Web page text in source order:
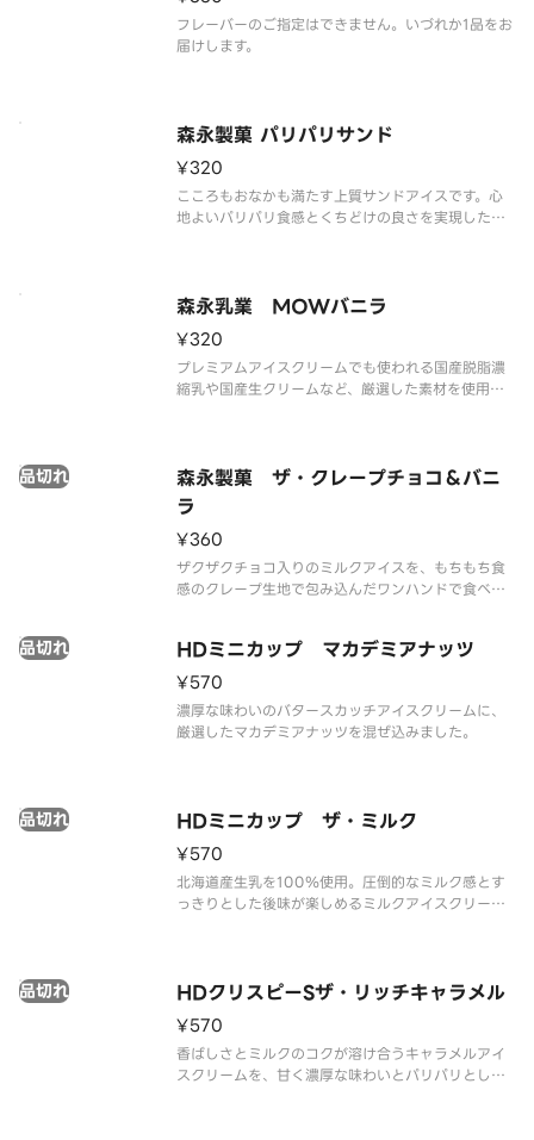
フレーバーのご指定はできません。いづれか1品をお
届けします。
森永製菓 パリパリサンド
¥320
こころもおなかも満たす上質サンドアイスです。心
地よいパリパリ食感とくちどけの良さを実現したパ
森永乳業 MOWバニラ
¥320
プレミアムアイスクリームでも使われる国産脱脂濃
縮乳や国産生クリームなど、厳選した素材を使用し
森永製菓 ザ・クレープチョコ＆バニ
ラ
品切れ
¥360
ザクザクチョコ入りのミルクアイスを、もちもち食
感のクレープ生地で包み込んだワンハンドで食べれ
HDミニカップ マカデミアナッツ
品切れ
¥570
濃厚な味わいのバタースカッチアイスクリームに、
厳選したマカデミアナッツを混ぜ込みました。
HDミニカップ ザ・ミルク
品切れ
¥570
北海道産生乳を100％使用。圧倒的なミルク感とす
っきりとした後味が楽しめるミルクアイスクリーム
HDクリスピーSザ・リッチキャラメル
品切れ
¥570
香ばしさとミルクのコクが溶け合うキャラメルアイ
スクリームを、甘く濃厚な味わいとパリパリとした